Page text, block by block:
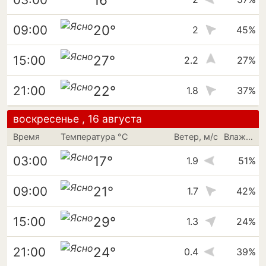
09:00 20° 2 45%
15:00 27° 2.2 27%
21:00 22° 1.8 37%
воскресенье , 16 августа
Время Температура °C Ветер, м/с Влажность
03:00 17° 1.9 51%
09:00 21° 1.7 42%
15:00 29° 1.3 24%
21:00 24° 0.4 39%